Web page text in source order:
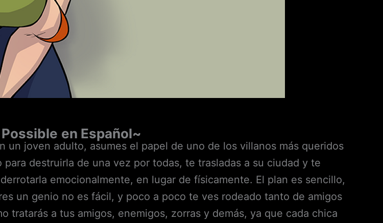
en Español~
joven adulto, asumes el papel de uno de los villanos más queridos
destruirla de una vez por todas, te trasladas a su ciudad y te
emocionalmente, en lugar de físicamente. El plan es sencillo,
un genio no es fácil, y poco a poco te ves rodeado tanto de amigos
tratarás a tus amigos, enemigos, zorras y demás, ya que cada chica